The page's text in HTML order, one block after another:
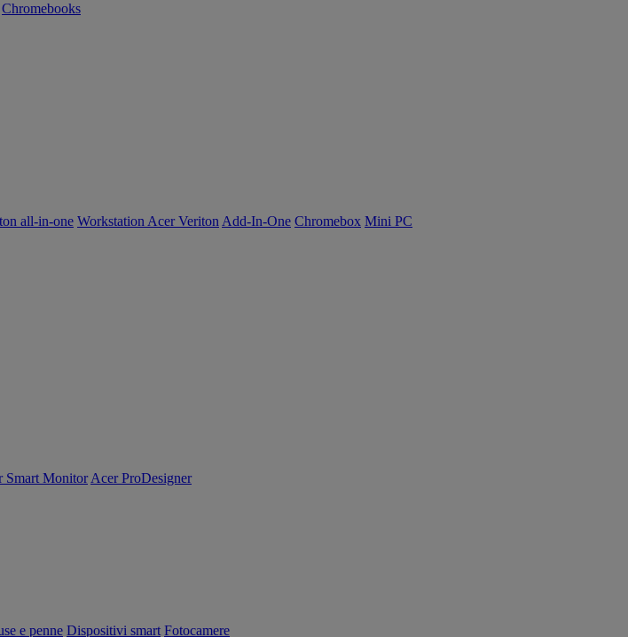
Chromebooks
all-in-one Workstation Acer Veriton Add-In-One Chromebox Mini PC
Smart Monitor Acer ProDesigner
e penne Dispositivi smart Fotocamere